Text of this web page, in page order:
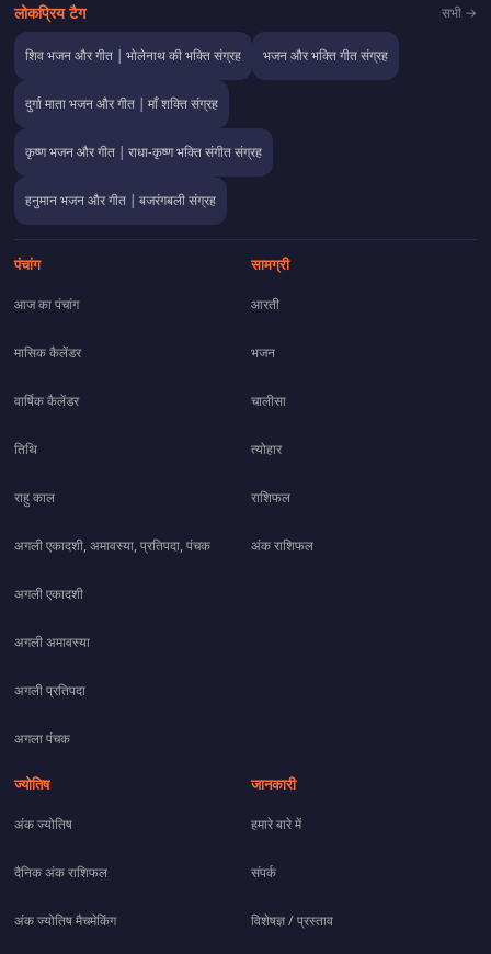
लोकप्रिय टैग सभी →
शिव भजन और गीत | भोलेनाथ की भक्ति संग्रह भजन और भक्ति गीत संग्रह
दुर्गा माता भजन और गीत | माँ शक्ति संग्रह
कृष्ण भजन और गीत | राधा-कृष्ण भक्ति संगीत संग्रह
हनुमान भजन और गीत | बजरंगबली संग्रह
पंचांग
आज का पंचांग
मासिक कैलेंडर
वार्षिक कैलेंडर
तिथि
राहु काल
अगली एकादशी, अमावस्या, प्रतिपदा, पंचक
अगली एकादशी
अगली अमावस्या
अगली प्रतिपदा
अगला पंचक
सामग्री
आरती
भजन
चालीसा
त्योहार
राशिफल
अंक राशिफल
ज्योतिष
अंक ज्योतिष
दैनिक अंक राशिफल
अंक ज्योतिष मैचमेकिंग
जानकारी
हमारे बारे में
संपर्क
विशेषज्ञ / प्रस्ताव